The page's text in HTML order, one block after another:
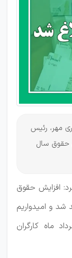
مهر، رئیس
حقوق سال
افزایش حقوق
شد و امیدواریم
ماه کارگران